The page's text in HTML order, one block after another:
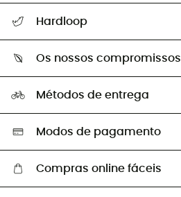
Guia de tamanhos
Trocas & Devoluções
Hardloop
Os nossos embaixadores
Os nossos compromissos
Seleção eco-responsável
Métodos de entrega
Modos de pagamento
Compras online fáceis